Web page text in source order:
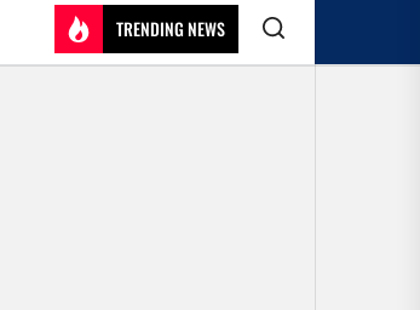
TRENDING NEWS